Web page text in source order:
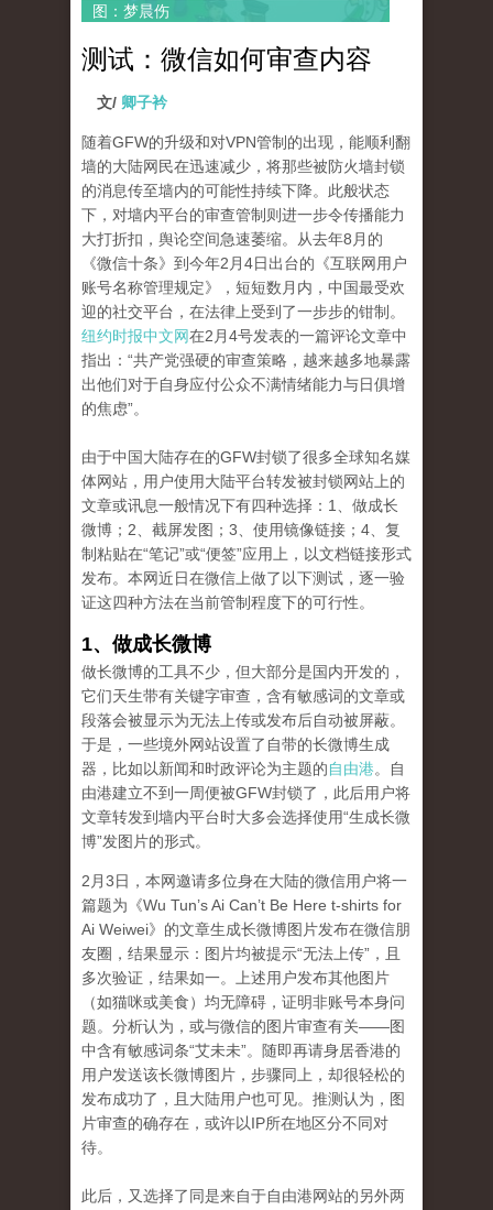
图：梦晨伤
测试：微信如何审查内容
文/ 卿子衿
随着GFW的升级和对VPN管制的出现，能顺利翻
墙的大陆网民在迅速减少，将那些被防火墙封锁
的消息传至墙内的可能性持续下降。此般状态
下，对墙内平台的审查管制则进一步令传播能力
大打折扣，舆论空间急速萎缩。从去年8月的
《微信十条》到今年2月4日出台的《互联网用户
账号名称管理规定》，短短数月内，中国最受欢
迎的社交平台，在法律上受到了一步步的钳制。
纽约时报中文网在2月4号发表的一篇评论文章中
指出：“共产党强硬的审查策略，越来越多地暴露
出他们对于自身应付公众不满情绪能力与日俱增
的焦虑”。
由于中国大陆存在的GFW封锁了很多全球知名媒
体网站，用户使用大陆平台转发被封锁网站上的
文章或讯息一般情况下有四种选择：1、做成长
微博；2、截屏发图；3、使用镜像链接；4、复
制粘贴在“笔记”或“便签”应用上，以文档链接形式
发布。本网近日在微信上做了以下测试，逐一验
证这四种方法在当前管制程度下的可行性。
1、做成长微博
做长微博的工具不少，但大部分是国内开发的，
它们天生带有关键字审查，含有敏感词的文章或
段落会被显示为无法上传或发布后自动被屏蔽。
于是，一些境外网站设置了自带的长微博生成
器，比如以新闻和时政评论为主题的自由港。自
由港建立不到一周便被GFW封锁了，此后用户将
文章转发到墙内平台时大多会选择使用“生成长微
博”发图片的形式。
2月3日，本网邀请多位身在大陆的微信用户将一
篇题为《Wu Tun’s Ai Can’t Be Here t-shirts for
Ai Weiwei》的文章生成长微博图片发布在微信朋
友圈，结果显示：图片均被提示“无法上传”，且
多次验证，结果如一。上述用户发布其他图片
（如猫咪或美食）均无障碍，证明非账号本身问
题。分析认为，或与微信的图片审查有关——图
中含有敏感词条“艾未未”。随即再请身居香港的
用户发送该长微博图片，步骤同上，却很轻松的
发布成功了，且大陆用户也可见。推测认为，图
片审查的确存在，或许以IP所在地区分不同对
待。
此后，又选择了同是来自于自由港网站的另外两